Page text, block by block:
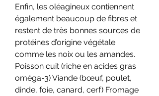
Enfin, les oléagineux contiennent
également beaucoup de fibres et
restent de très bonnes sources de
protéines d’origine végétale
comme les noix ou les amandes.
Poisson cuit (riche en acides gras
oméga-3) Viande (bœuf, poulet,
dinde, foie, canard, cerf) Fromage